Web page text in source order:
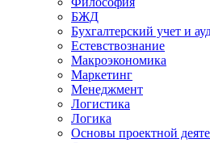
БЖД
Бухгалтерский учет и
Естевствознание
Макроэкономика
Маркетинг
Менеджмент
Логистика
Логика
Основы проектной